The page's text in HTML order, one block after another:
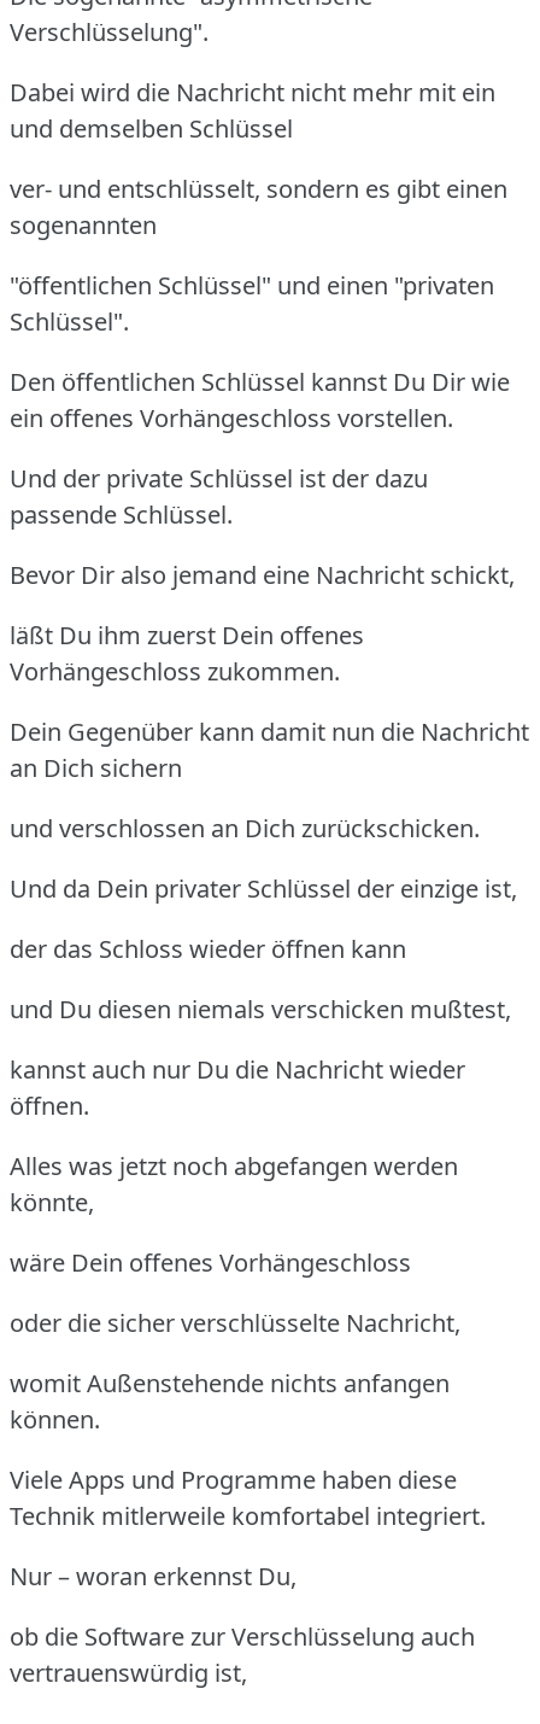
Verschlüsselung".
Dabei wird die Nachricht nicht mehr mit ein
und demselben Schlüssel
ver- und entschlüsselt, sondern es gibt einen
sogenannten
"öffentlichen Schlüssel" und einen "privaten
Schlüssel".
Den öffentlichen Schlüssel kannst Du Dir wie
ein offenes Vorhängeschloss vorstellen.
Und der private Schlüssel ist der dazu
passende Schlüssel.
Bevor Dir also jemand eine Nachricht schickt,
läßt Du ihm zuerst Dein offenes
Vorhängeschloss zukommen.
Dein Gegenüber kann damit nun die Nachricht
an Dich sichern
und verschlossen an Dich zurückschicken.
Und da Dein privater Schlüssel der einzige ist,
der das Schloss wieder öffnen kann
und Du diesen niemals verschicken mußtest,
kannst auch nur Du die Nachricht wieder
öffnen.
Alles was jetzt noch abgefangen werden
könnte,
wäre Dein offenes Vorhängeschloss
oder die sicher verschlüsselte Nachricht,
womit Außenstehende nichts anfangen
können.
Viele Apps und Programme haben diese
Technik mitlerweile komfortabel integriert.
Nur – woran erkennst Du,
ob die Software zur Verschlüsselung auch
vertrauenswürdig ist,